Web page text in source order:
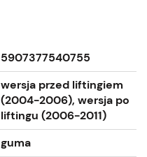
5907377540755
wersja przed liftingiem
(2004-2006), wersja po
liftingu (2006-2011)
guma